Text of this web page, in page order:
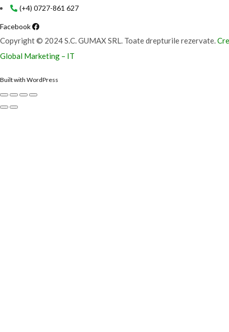
(+4) 0727-861 627
Facebook
Copyright © 2024 S.C. GUMAX SRL. Toate drepturile rezervate.
Global Marketing – IT
Built with WordPress